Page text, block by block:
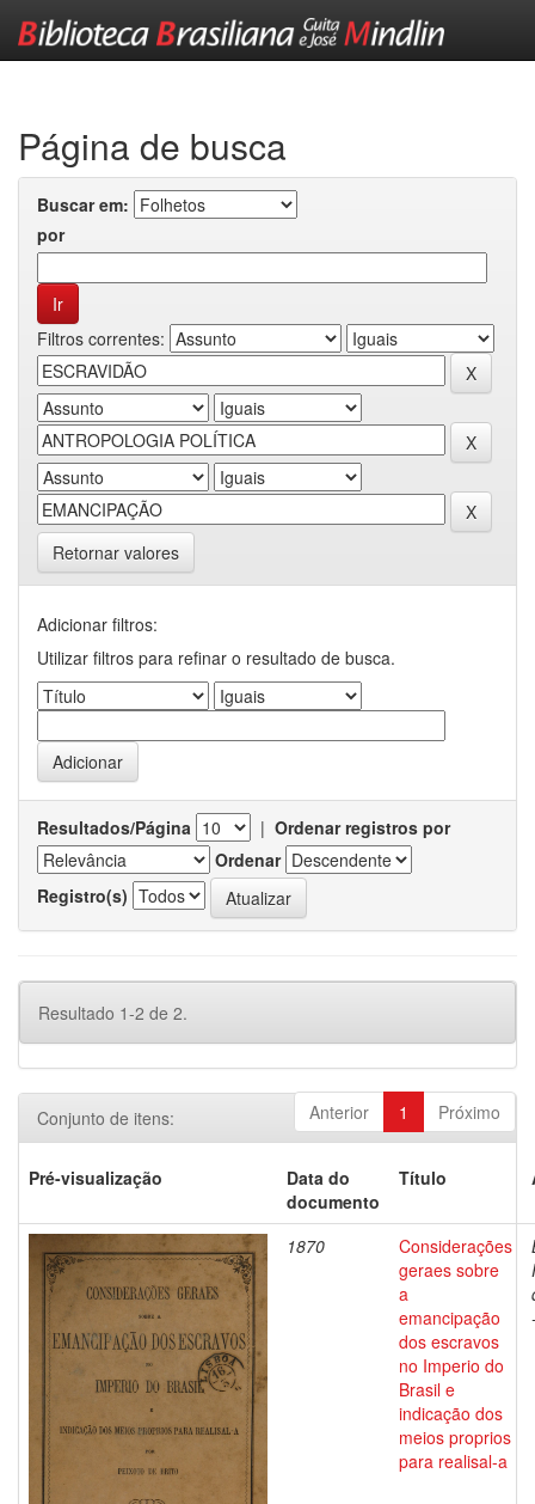
Página de busca
Buscar em:
por
Filtros correntes:
Retornar valores
Adicionar filtros:
Utilizar filtros para refinar o resultado de busca.
Resultados/Página | Ordenar registros por
Ordenar
Registro(s)
Resultado 1-2 de 2.
Anterior 1 Próximo
Conjunto de itens:
Pré-visualização
Data do
documento
Título
1870
Considerações
geraes sobre
a
emancipação
dos escravos
no Imperio do
Brasil e
indicação dos
meios proprios
para realisal-a